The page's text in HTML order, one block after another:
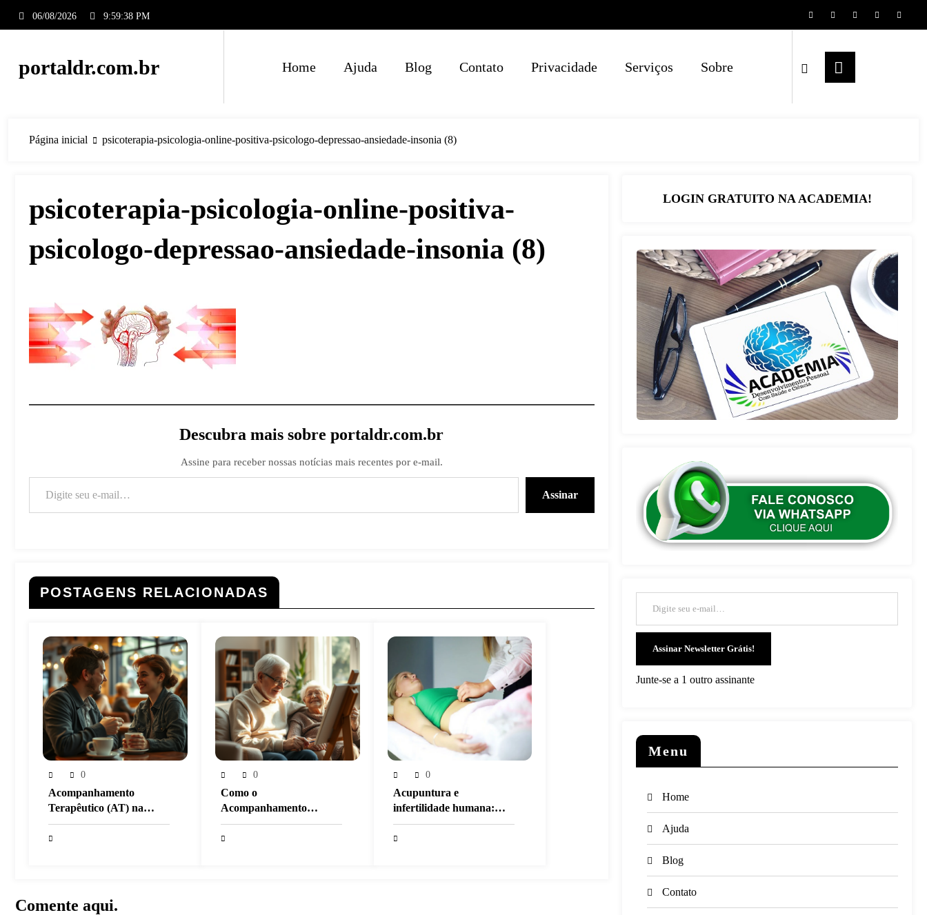
06/08/2026 9:59:39 PM
portaldr.com.br Home Ajuda Blog Contato Privacidade Serviços Sobre
Página inicial psicoterapia-psicologia-online-positiva-psicologo-depressao-ansiedade-insonia (8)
psicoterapia-psicologia-online-positiva-
psicologo-depressao-ansiedade-insonia (8)
Descubra mais sobre portaldr.com.br
Assine para receber nossas notícias mais recentes por e-mail.
Digite seu e-mail…
Assinar
POSTAGENS RELACIONADAS
0
Acompanhamento
Terapêutico (AT) na
Fobia Social: Quando a
Terapia Vai Onde o Medo
0
Como o
Acompanhamento
Terapêutico Ajuda Idosos
com Alzheimer,
0
Acupuntura e
infertilidade humana:
uma abordagem
integrativa baseada em
Comente aqui.
LOGIN GRATUITO NA ACADEMIA!
Digite seu e-mail…
Assinar Newsletter Grátis!
Junte-se a 1 outro assinante
Menu
Home
Ajuda
Blog
Contato